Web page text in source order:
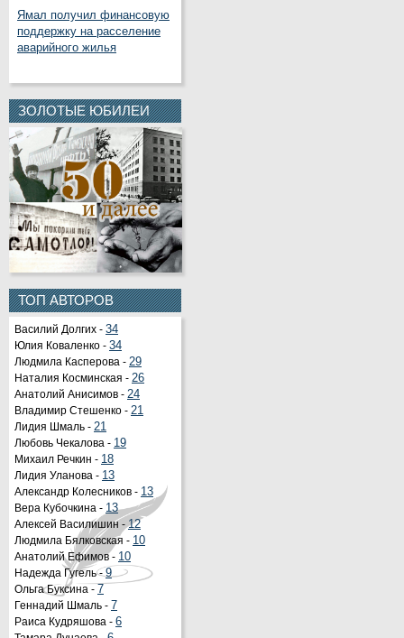
Ямал получил финансовую
поддержку на расселение
аварийного жилья
ЗОЛОТЫЕ ЮБИЛЕИ
ТОП АВТОРОВ
Василий Долгих - 34
Юлия Коваленко - 34
Людмила Касперова - 29
Наталия Косминская - 26
Анатолий Анисимов - 24
Владимир Стешенко - 21
Лидия Шмаль - 21
Любовь Чекалова - 19
Михаил Речкин - 18
Лидия Уланова - 13
Александр Колесников - 13
Вера Кубочкина - 13
Алексей Василишин -12
Людмила Бялковская - 10
Анатолий Ефимов - 10
Надежда Гугель -9
Ольга Буксина - 7
Геннадий Шмаль - 7
Раиса Кудряшова - 6